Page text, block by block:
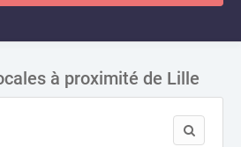
à proximité de Lille